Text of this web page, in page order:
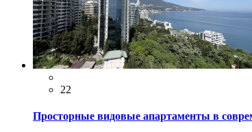
22
Просторные видовые апартаменты в